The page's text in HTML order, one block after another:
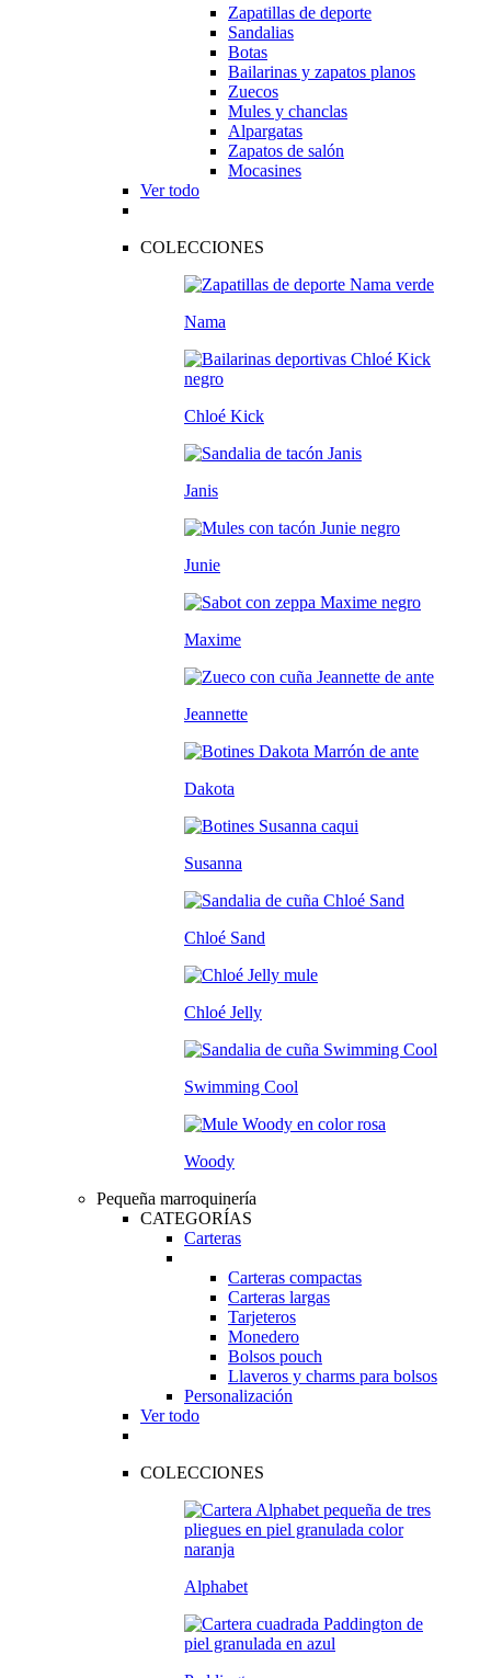
Zapatillas de deporte
Sandalias
Botas
Bailarinas y zapatos planos
Zuecos
Mules y chanclas
Alpargatas
Zapatos de salón
Mocasines
Ver todo
COLECCIONES
Nama
Chloé Kick
Janis
Junie
Maxime
Jeannette
Dakota
Susanna
Chloé Sand
Chloé Jelly
Swimming Cool
Woody
Pequeña marroquinería
CATEGORÍAS
Carteras
Carteras compactas
Carteras largas
Tarjeteros
Monedero
Bolsos pouch
Llaveros y charms para bolsos
Personalización
Ver todo
COLECCIONES
Alphabet